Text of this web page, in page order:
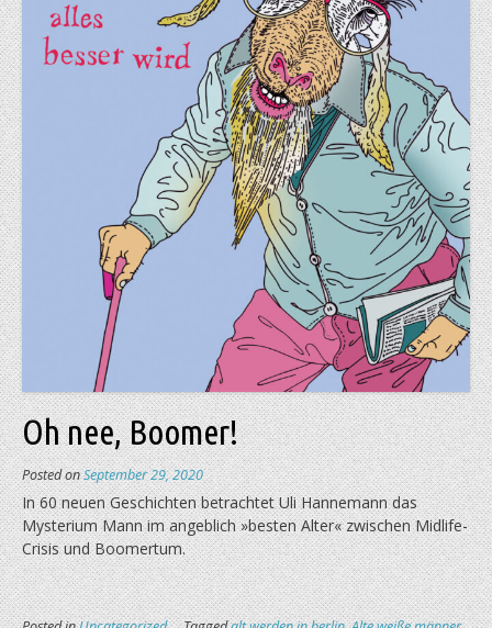
Oh nee, Boomer!
Posted onSeptember 29, 2020
In 60 neuen Geschichten betrachtet Uli Hanne­mann das
Mysterium Mann im angeblich »besten Alter« zwischen Midlife-
Crisis und Boomertum.